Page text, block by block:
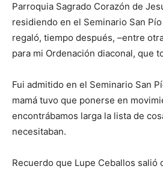
Parroquia Sagrado Corazón de
residiendo en el Seminario San
regaló, tiempo después, –entre
para mi Ordenación diaco­nal, que
Fui admitido en el Semi­nario San
mamá tuvo que ponerse en
encontrábamos larga la lista de
necesitaban.
Re­cuerdo que Lupe Ceba­llos salió